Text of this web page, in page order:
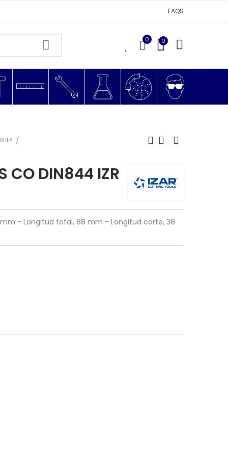
FAQS
0 0
CO DIN844 IZR
mm - Longitud total, 88 mm - Longitud corte, 38